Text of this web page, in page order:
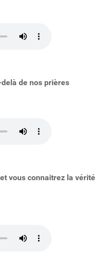
de nos prières
vous connaitrez la vérité